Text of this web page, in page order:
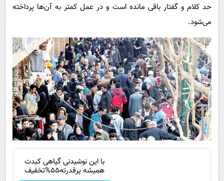
حیات وحش
حد کلام و گفتار باقی مانده است و در عمل کمتر به آن‌ها پرداخته
می‌شود.
با این نوشیدنی گیاهی کبدت
همیشه پرقدرته55%تخفیف